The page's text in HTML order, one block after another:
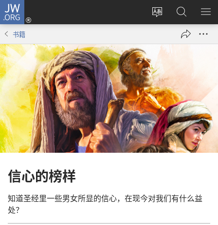
JW.ORG
更
站
言
登
录
（打
新
窗
口）
搜
索
JW.ORG
显
书籍
信心的榜样
知道圣经里一些男女所显的信心，在现今对我们有什么益
处？